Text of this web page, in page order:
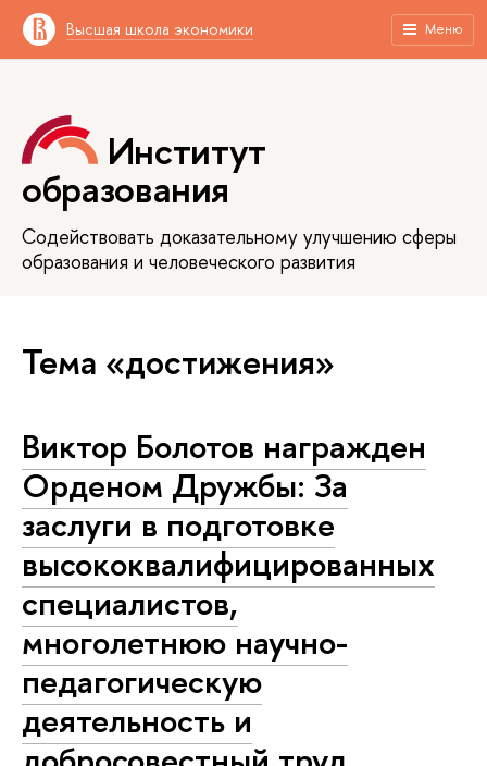
Высшая школа экономики Меню
Институт
образования
Содействовать доказательному улучшению сферы
образования и человеческого развития
Тема «достижения»
Виктор Болотов награжден
Орденом Дружбы: За
заслуги в подготовке
высококвалифицированных
специалистов,
многолетнюю научно-
педагогическую
деятельность и